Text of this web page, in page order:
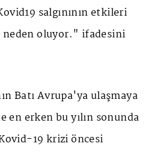
salgınının etkileri
neden oluyor." ifadesini
Batı Avrupa'ya ulaşmaya
en erken bu yılın sonunda
19 krizi öncesi